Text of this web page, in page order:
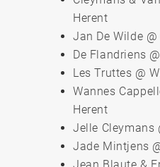
Herent
Jan De Wilde
De Flandriens
Les Truttes @
Wannes
Herent
Jelle Cleymans
Jade Mintjens